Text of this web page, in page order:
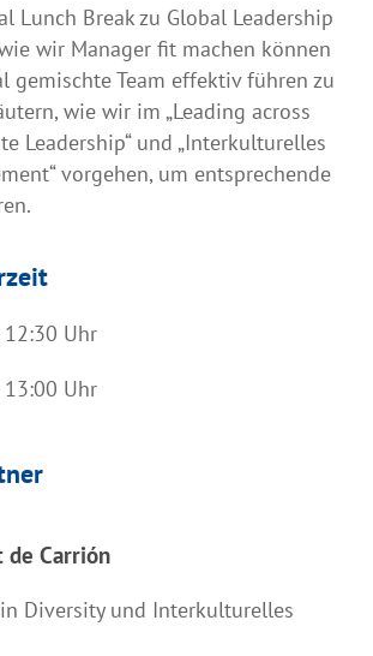
Lunch Break zu Global Leadership
wir Manager fit machen können
gemischte Team effektiv führen zu
wie wir im „Leading across
Leadership“ und „Interkulturelles
vorgehen, um entsprechende
Uhr
Uhr
de Carrión
Diversity und Interkulturelles